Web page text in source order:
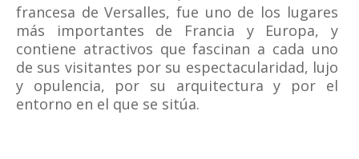
francesa de Versalles, fue uno de los lugares
más importantes de Francia y Europa, y
contiene atractivos que fascinan a cada uno
de sus visitantes por su espectacularidad, lujo
y opulencia, por su arquitectura y por el
entorno en el que se sitúa.